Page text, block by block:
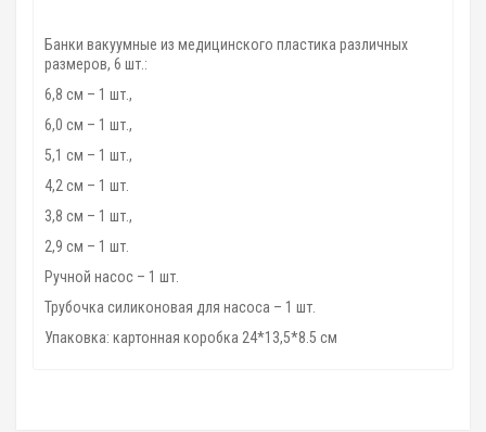
Банки вакуумные из медицинского пластика различных
размеров, 6 шт.:
6,8 см – 1 шт.,
6,0 см – 1 шт.,
5,1 см – 1 шт.,
4,2 см – 1 шт.
3,8 см – 1 шт.,
2,9 см – 1 шт.
Ручной насос – 1 шт.
Трубочка силиконовая для насоса – 1 шт.
Упаковка: картонная коробка 24*13,5*8.5 см